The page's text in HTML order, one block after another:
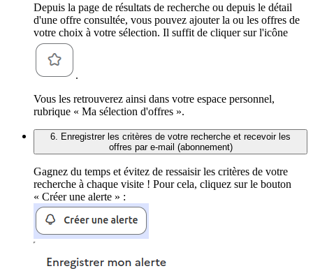
Depuis la page de résultats de recherche ou depuis le détail
d'une offre consultée, vous pouvez ajouter la ou les offres de
votre choix à votre sélection. Il suffit de cliquer sur l'icône
.
Vous les retrouverez ainsi dans votre espace personnel,
rubrique « Ma sélection d'offres ».
6. Enregistrer les critères de votre recherche et recevoir les
offres par e-mail (abonnement)
Gagnez du temps et évitez de ressaisir les critères de votre
recherche à chaque visite ! Pour cela, cliquez sur le bouton
« Créer une alerte » :